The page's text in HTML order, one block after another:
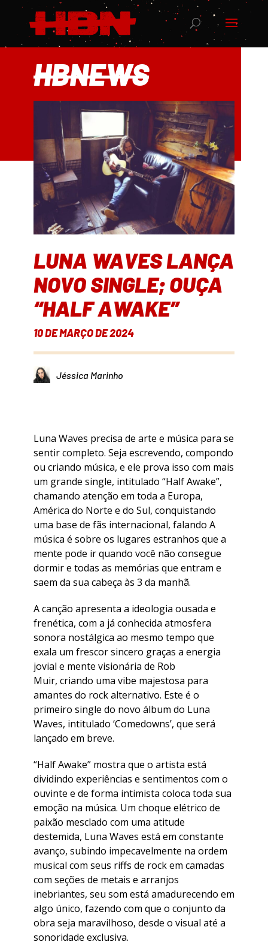
HBNEWS
LUNA WAVES LANÇA
NOVO SINGLE; OUÇA
“HALF AWAKE”
10 DE MARÇO DE 2024
Jéssica Marinho
Luna Waves precisa de arte e música para se
sentir completo. Seja escrevendo, compondo
ou criando música, e ele prova isso com mais
um grande single, intitulado “Half Awake”,
chamando atenção em toda a Europa,
América do Norte e do Sul, conquistando
uma base de fãs internacional, falando A
música é sobre os lugares estranhos que a
mente pode ir quando você não consegue
dormir e todas as memórias que entram e
saem da sua cabeça às 3 da manhã.
A canção apresenta a ideologia ousada e
frenética, com a já conhecida atmosfera
sonora nostálgica ao mesmo tempo que
exala um frescor sincero graças a energia
jovial e mente visionária de Rob
Muir, criando uma vibe majestosa para
amantes do rock alternativo. Este é o
primeiro single do novo álbum do Luna
Waves, intitulado ‘Comedowns’, que será
lançado em breve.
“Half Awake” mostra que o artista está
dividindo experiências e sentimentos com o
ouvinte e de forma intimista coloca toda sua
emoção na música. Um choque elétrico de
paixão mesclado com uma atitude
destemida, Luna Waves está em constante
avanço, subindo impecavelmente na ordem
musical com seus riffs de rock em camadas
com seções de metais e arranjos
inebriantes, seu som está amadurecendo em
algo único, fazendo com que o conjunto da
obra seja maravilhoso, desde o visual até a
sonoridade exclusiva.